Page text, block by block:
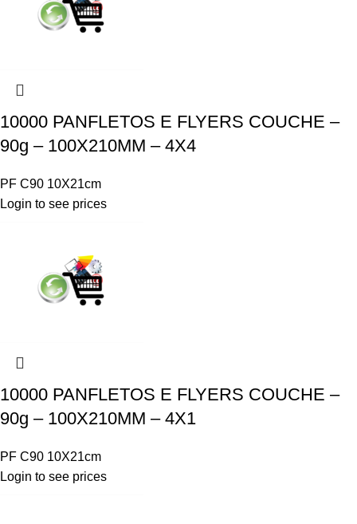
10000 PANFLETOS E FLYERS COUCHE –
90g – 100X210MM – 4X4
PF C90 10X21cm
Login to see prices
10000 PANFLETOS E FLYERS COUCHE –
90g – 100X210MM – 4X1
PF C90 10X21cm
Login to see prices